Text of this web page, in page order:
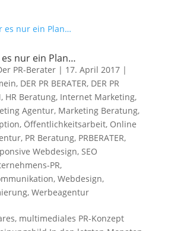
nur ein Plan…
PR-Berater| 17. April 2017|
, DER PR BERATER, DER PR
, HR Beratung, Internet Marketing,
Agentur, Marketing Beratung,
, Öffentlichkeitsarbeit, Online
, PR Beratung, PRBERATER,
Webdesign, SEO
PR,
, Webdesign,
, Werbeagentur
multimediales PR-Konzept